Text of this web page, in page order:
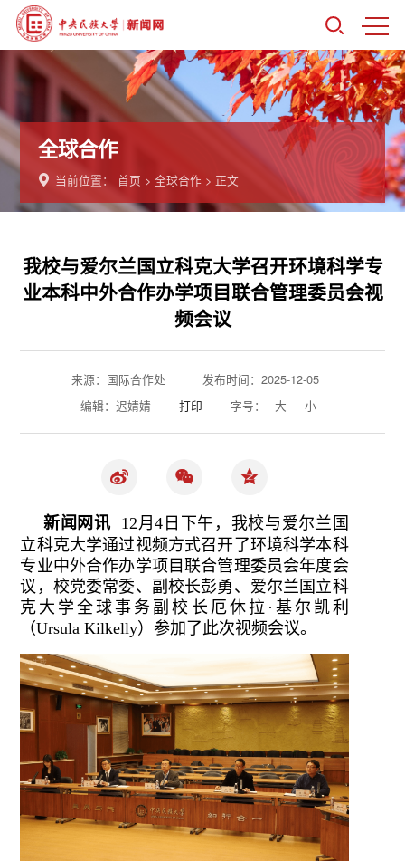
全球合作
当前位置：首页 >全球合作 > 正文
我校与爱尔兰国立科克大学召开环境科学专
业本科中外合作办学项目联合管理委员会视
频会议
来源：国际合作处
发布时间：2025-12-05
编辑：迟婧婧
打印 字号： 大 小
新闻网讯 12月4日下午，我校与爱尔兰国
立科克大学通过视频方式召开了环境科学本科
专业中外合作办学项目联合管理委员会年度会
议，校党委常委、副校长彭勇、爱尔兰国立科
克大学全球事务副校长厄休拉·基尔凯利
（Ursula Kilkelly）参加了此次视频会议。